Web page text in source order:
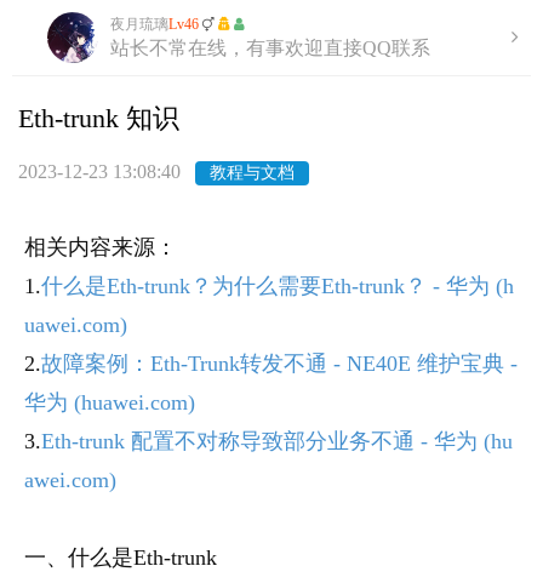
夜月琉璃Lv46
站长不常在线，有事欢迎直接QQ联系
Eth-trunk 知识
2023-12-23 13:08:40 教程与文档
相关内容来源：
1.什么是Eth-trunk？为什么需要Eth-trunk？ - 华为 (h
uawei.com)
2.故障案例：Eth-Trunk转发不通 - NE40E 维护宝典 -
华为 (huawei.com)
3.Eth-trunk 配置不对称导致部分业务不通 - 华为 (hu
awei.com)
一、什么是Eth-trunk